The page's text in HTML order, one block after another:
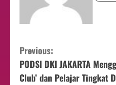
Previous:
PODSI DKI JAKARTA
Club’ dan Pelajar Tingkat